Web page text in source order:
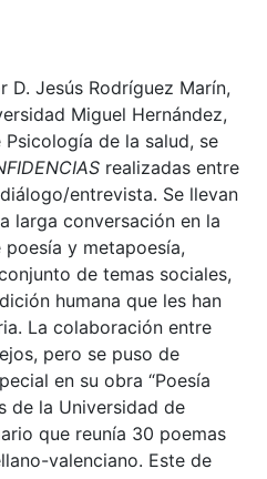
Jesús Rodríguez Marín,
Miguel Hernández,
de la salud, se
realizadas entre
entrevista. Se llevan
larga conversación en la
y metapoesía,
de temas sociales,
humana que les han
La colaboración entre
pero se puso de
en su obra “Poesía
de la Universidad de
que reunía 30 poemas
valenciano. Este de